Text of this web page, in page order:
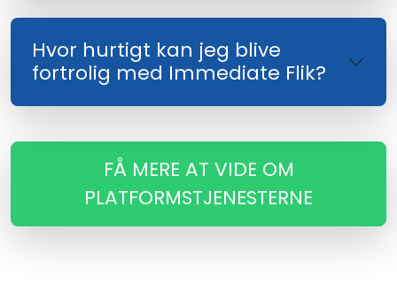
Hvor hurtigt kan jeg blive
fortrolig med Immediate Flik?
FÅ MERE AT VIDE OM
PLATFORMSTJENESTERNE